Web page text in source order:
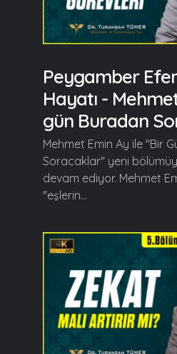
Peygamber
Hayatı -
gün Buradan
Mehmet Emin Ay ile "Bir
Soracaklar" yeni
devam ediyor. Mehmet
"eşlerin...